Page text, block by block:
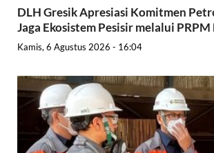
DLH Gresik Apresiasi Komitmen
Jaga Ekosistem Pesisir melalui
Kamis, 6 Agustus 2026 - 16:04